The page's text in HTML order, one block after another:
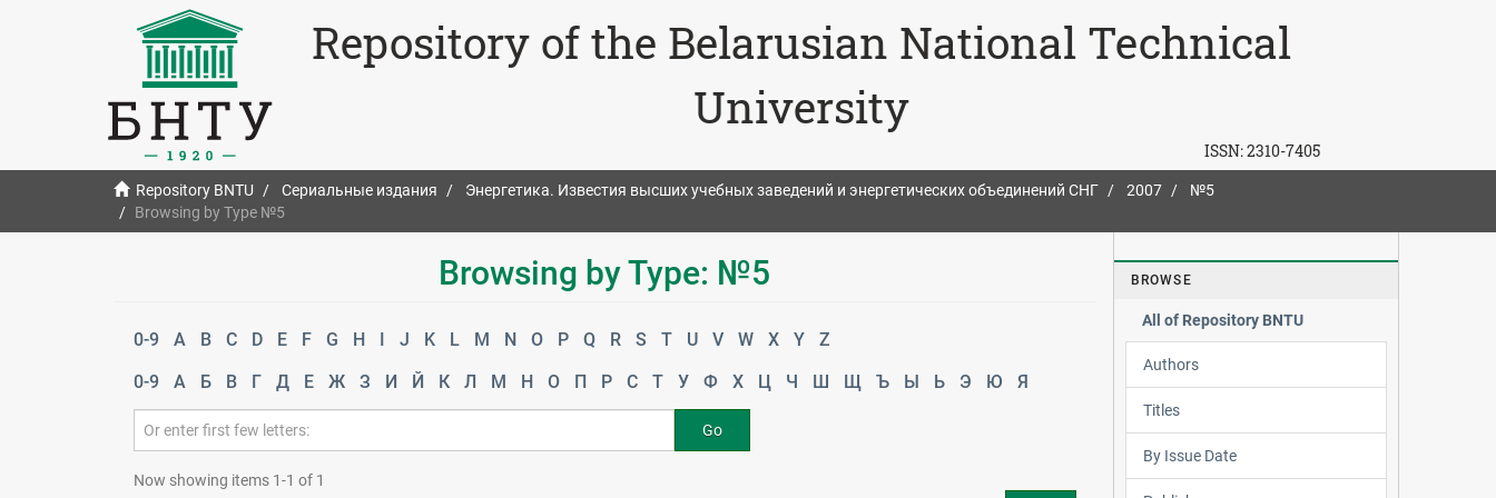
Repository of the Belarusian National Technical
University
ISSN:2310-7405
Repository BNTU Сериальные издания Энергетика. Известия высших учебных заведений и энергетических объединений СНГ 2007
№5
Browsing by Type №5
Browsing by Type: №5
0-9 A B C D E F G H I J K L M N O P Q R S T U V W X Y
Z
0-9
А Б В Г Д Е Ж З И Й К Л М Н О П Р С Т У Ф Х Ц Ч Ш Щ Ъ Ы Ь Э Ю Я
Go
Now showing items 1-1 of 1
BROWSE
All of Repository BNTU
Authors
Titles
By Issue Date